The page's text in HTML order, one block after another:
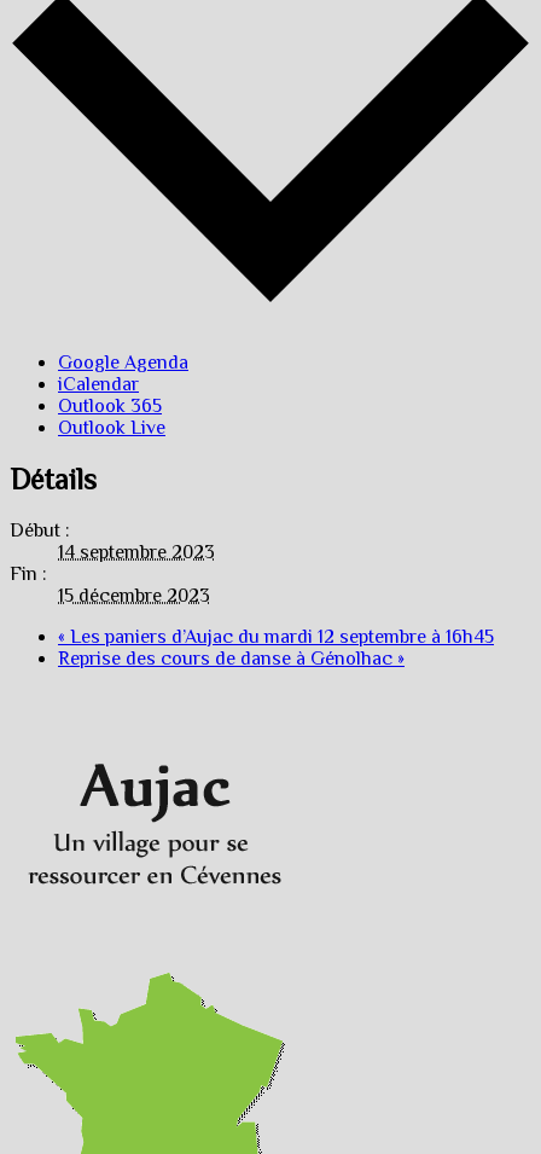
Google Agenda
iCalendar
Outlook 365
Outlook Live
Détails
Début :
14 septembre 2023
Fin :
15 décembre 2023
« Les paniers d’Aujac du mardi 12 septembre à 16h45
Reprise des cours de danse à Génolhac »